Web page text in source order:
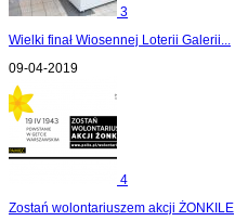
3
Wielki finał Wiosennej Loterii Galerii...
09-04-2019
4
Zostań wolontariuszem akcji ŻONKILE